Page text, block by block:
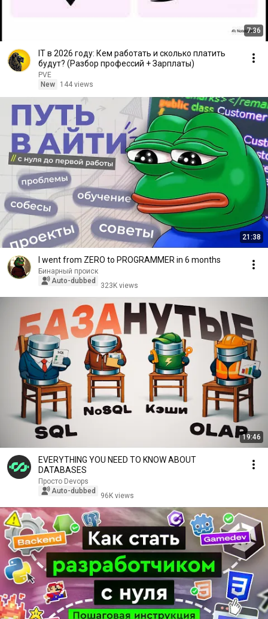
7:36
IT в 2026 году: Кем работать и сколько платить
будут? (Разбор профессий + Зарплаты)
PVE
New
144 views
21:38
I went from ZERO to PROGRAMMER in 6 months
Бинарный происк
Auto-dubbed
323K views
19:46
EVERYTHING YOU NEED TO KNOW ABOUT
DATABASES
Просто Devops
Auto-dubbed
96K views